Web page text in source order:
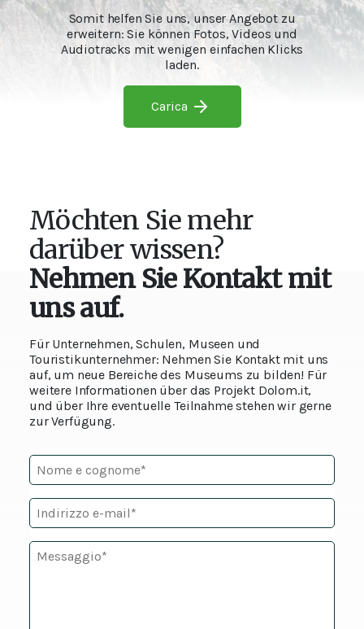
Somit helfen Sie uns, unser Angebot zu
erweitern: Sie können Fotos, Videos und
Audiotracks mit wenigen einfachen Klicks
laden.
Carica
Möchten Sie mehr
darüber wissen?
Nehmen Sie Kontakt mit
uns auf.
Für Unternehmen, Schulen, Museen und
Touristikunternehmer: Nehmen Sie Kontakt mit uns
auf, um neue Bereiche des Museums zu bilden! Für
weitere Informationen über das Projekt Dolom.it,
und über Ihre eventuelle Teilnahme stehen wir gerne
zur Verfügung.